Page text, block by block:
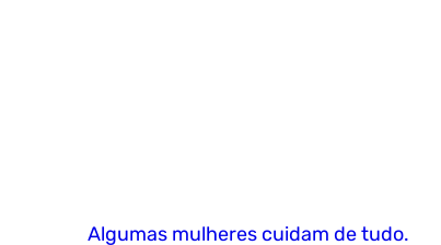
Algumas mulheres cuidam de tudo.